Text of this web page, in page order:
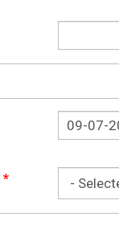
Datum
*